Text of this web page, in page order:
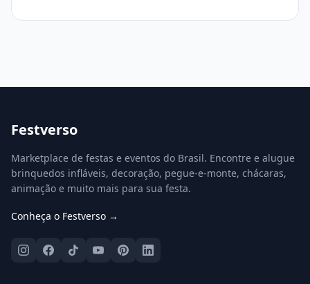
Festverso
Marketplace de festas e eventos do Brasil. Encontre e alugue
brinquedos infláveis, decoração, pegue-e-monte, chácaras,
animação e muito mais para sua festa.
Conheça o Festverso →